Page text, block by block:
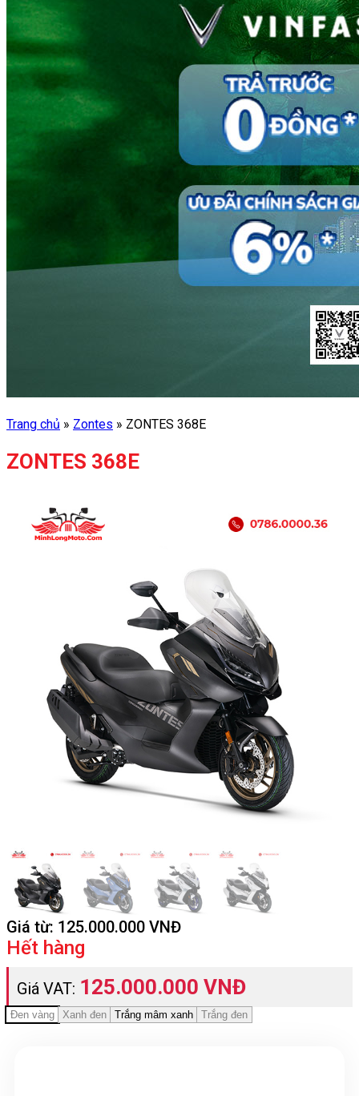
Trang chủ » Zontes » ZONTES 368E
ZONTES 368E
Giá từ: 125.000.000 VNĐ
Hết hàng
Giá VAT: 125.000.000 VNĐ
Đen vàng Xanh đen Trắng mâm xanh Trắng đen